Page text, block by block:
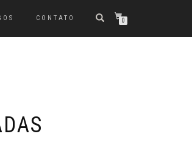
CONTATO 0